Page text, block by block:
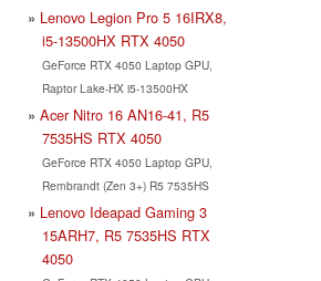
Lenovo Legion Pro 5 16IRX8,
i5-13500HX RTX 4050
GeForce RTX 4050 Laptop GPU,
Raptor Lake-HX i5-13500HX
Acer Nitro 16 AN16-41, R5
7535HS RTX 4050
GeForce RTX 4050 Laptop GPU,
Rembrandt (Zen 3+) R5 7535HS
Lenovo Ideapad Gaming 3
15ARH7, R5 7535HS RTX
4050